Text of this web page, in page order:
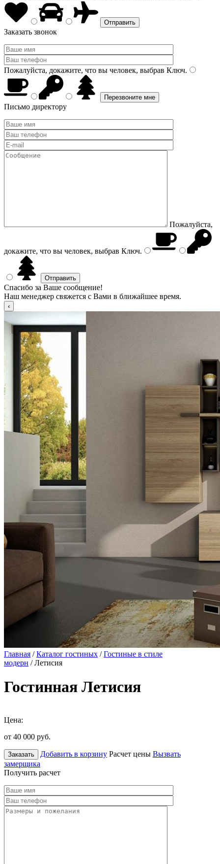
Заказать звонок
Пожалуйста, докажите, что вы человек, выбрав Ключ.
Письмо директору
Пожалуйста,
докажите, что вы человек, выбрав Ключ.
Спасибо за Ваше сообщение!
Наш менеджер свяжется с Вами в ближайшее время.
Главная /Каталог гостиных /Гостиные в стиле
модерн / Летисия
Гостинная Летисия
Цена:
от 40 000 руб.
Заказать Добавить в корзину Расчет цены Вызвать
замерщика
Получить расчет